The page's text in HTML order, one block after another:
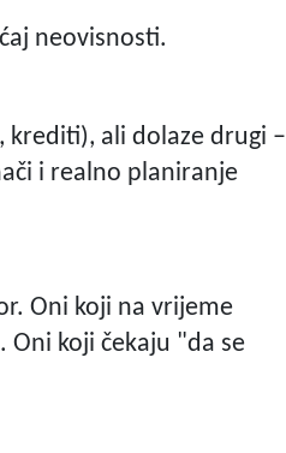
neovisnosti.
krediti), ali dolaze drugi –
i realno planiranje
Oni koji na vrijeme
koji čekaju "da se